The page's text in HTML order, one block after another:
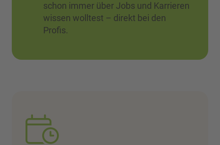
schon immer über Jobs und Karrieren
wissen wolltest – direkt bei den
Profis.